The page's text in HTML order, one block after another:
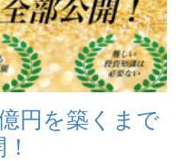
円を築くまで